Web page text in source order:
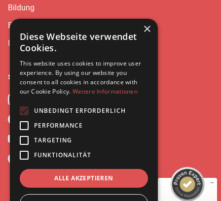
Bildung
Erziehung
Interviews
Social
Facebook
YouTube
Spotify
×
Diese Webseite verwendet
Cookies.
This website uses cookies to improve user
experience. By using our website you
consent to all cookies in accordance with
our Cookie Policy. Weitere Informationen
UNBEDINGT ERFORDERLICH
PERFORMANCE
TARGETING
FUNKTIONALITÄT
ALLE AKZEPTIEREN
Empfehlungen auf
ProvenExpert.com
5,00